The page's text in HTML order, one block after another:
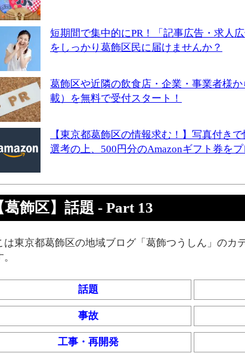
短期間で集中的にPR！「記事広告・求人
をしっかり葛飾区民に届けませんか？
葛飾区や近隣の飲食店・企業・事業者様
載）を無料で受付スタート！
【東京都葛飾区の情報求む！】写真付き
選考の上、500円分のAmazonギフト券を
葛飾区】話題 - Part 13
は東京都葛飾区の地域ブログ「葛飾つうしん」のカ
話題
事故
工事・再開発